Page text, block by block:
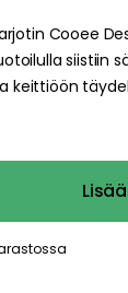
Cooee
siistiin
keittiöön